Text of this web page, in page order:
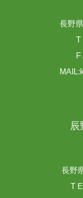
長野
T
辰
長野
T